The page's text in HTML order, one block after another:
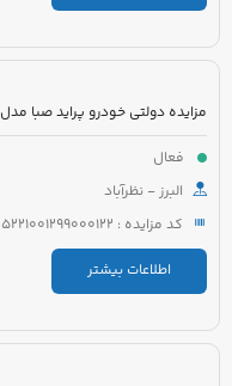
مزایده دولتی خودرو پراید صبا مدل 1389 رنگ نقره ای
فعال
البرز - نظرآباد
کد مزایده : 5221001299000122
اطلاعات بیشتر